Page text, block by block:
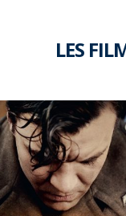
LES